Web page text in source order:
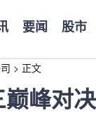
要闻 股市
> 正文
峰对